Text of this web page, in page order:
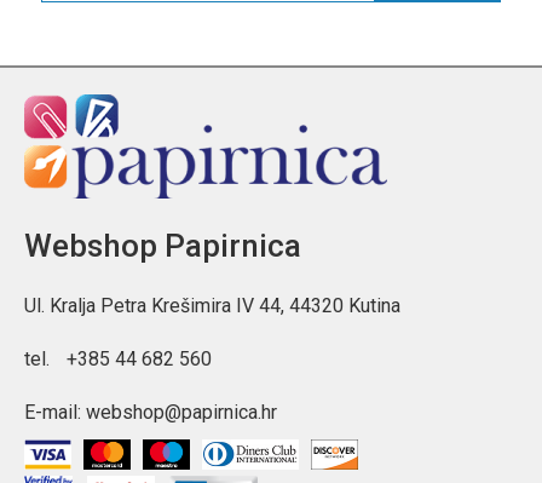
Webshop Papirnica
Ul. Kralja Petra Krešimira IV 44, 44320 Kutina
tel. +385 44 682 560
E-mail: webshop@papirnica.hr